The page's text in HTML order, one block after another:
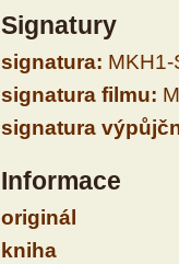
Signatury
signatura: MKH1-
signatura filmu:
signatura
Informace
originál
kniha